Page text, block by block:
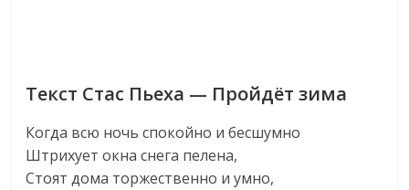
Текст Стас Пьеха — Пройдёт зима
Когда всю ночь спокойно и бесшумно
Штрихует окна снега пелена,
Стоят дома торжественно и умно,